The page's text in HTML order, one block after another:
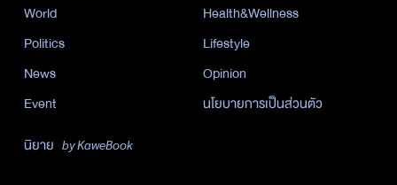
World
Health&Wellness
Politics
Lifestyle
News
Opinion
Event
นโยบายการเป็นส่วนตัว
นิยาย by KaweBook